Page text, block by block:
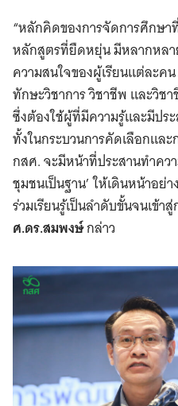
“หลักคิดของการจัดการศึกษ
หลักสูตรที่ยืดหยุ่น มีหลากหล
ความสนใจของผู้เรียนแต่ละค
ทักษะวิชาการ วิชาชีพ และวิ
ซึ่งต้องใช้ผู้ที่มีความรู้และมีปร
ทั้งในกระบวนการคัดเลือกแล
กสศ. จะมีหน้าที่ประสานทำควา
ชุมชนเป็นฐาน’ ให้เดินหน้าอย่
ร่วมเรียนรู้เป็นลำดับขั้นจนเข้า
ศ.ดร.สมพงษ์กล่าว